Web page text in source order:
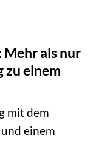
Mehr als nur
zu einem
mit dem
einem